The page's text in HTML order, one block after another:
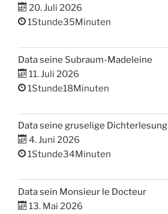
20. Juli 2026
1Stunde35Minuten
Data seine Subraum-Madeleine
11. Juli 2026
1Stunde18Minuten
Data seine gruselige Dichterlesung
4. Juni 2026
1Stunde34Minuten
Data sein Monsieur le Docteur
13. Mai 2026